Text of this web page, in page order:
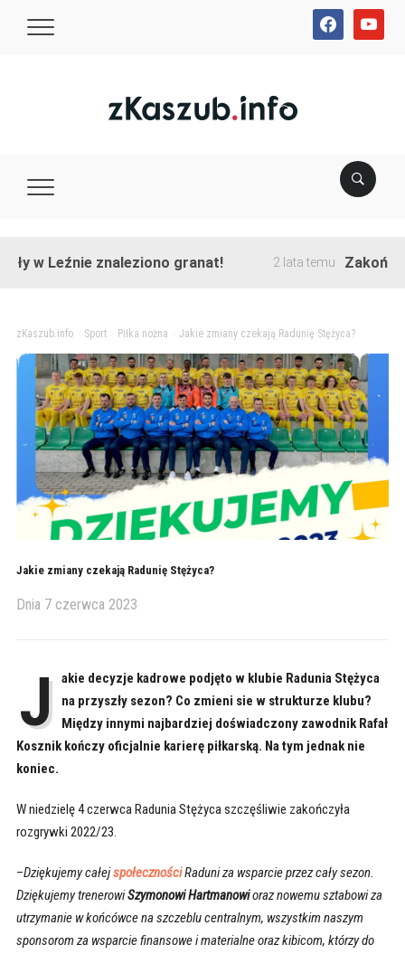
facebookyoutube
znaleziono granat! 2 lata temu Zakończono
zKaszub.info> Sport> Piłka nożna Jakie zmiany czekają Radunię Stężyca?
Jakie zmiany czekają Radunię Stężyca?
Dnia 7 czerwca 2023
J akie decyzje kadrowe podjęto w klubie Radunia Stężyca
na przyszły sezon? Co zmieni sie w strukturze klubu?
Między innymi najbardziej doświadczony zawodnik Rafał
Kosznik kończy oficjalnie karierę piłkarską. Na tym jednak nie
koniec.
W niedzielę 4 czerwca Radunia Stężyca szczęśliwie zakończyła
rozgrywki 2022/23.
–Dziękujemy całejspołecznościRaduni za wsparcie przez cały sezon.
Dziękujemy trenerowiSzymonowi Hartmanowioraz nowemu sztabowi za
utrzymanie w końcówce na szczeblu centralnym, wszystkim naszym
sponsorom za wsparcie finansowe i materialne oraz kibicom, którzy do